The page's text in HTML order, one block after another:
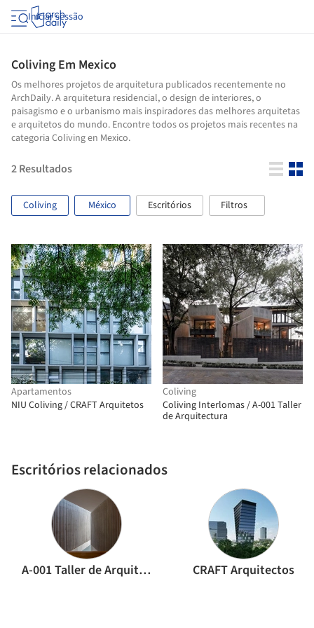
Iniciar sessão
Coliving Em Mexico
Os melhores projetos de arquitetura publicados recentemente no
ArchDaily. A arquitetura residencial, o design de interiores, o
paisagismo e o urbanismo mais inspiradores das melhores arquitetas
e arquitetos do mundo. Encontre todos os projetos mais recentes na
categoria Coliving en Mexico.
2Resultados
Coliving México Escritórios Filtros
Apartamentos
NIU Coliving / CRAFT Arquitetos
Coliving
Coliving Interlomas / A-001 Taller
de Arquitectura
Escritórios relacionados
A-001 Taller de Arquitectura CRAFT Arquitectos